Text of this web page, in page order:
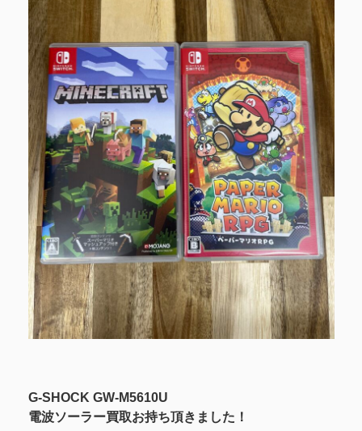
G-SHOCK GW-M5610U
電波ソーラー買取お持ち頂きました！